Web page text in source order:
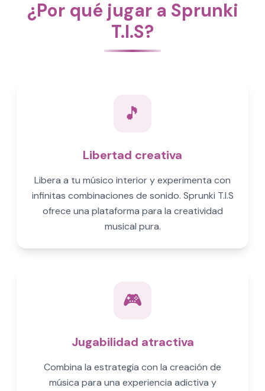
¿Por qué jugar a Sprunki
T.I.S?
🎵
Libertad creativa
Libera a tu músico interior y experimenta con
infinitas combinaciones de sonido. Sprunki T.I.S
ofrece una plataforma para la creatividad
musical pura.
🎮
Jugabilidad atractiva
Combina la estrategia con la creación de
música para una experiencia adictiva y